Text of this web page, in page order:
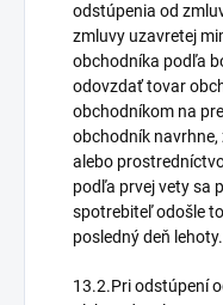
odstúpenia od
zmluvy uzavretej
obchodníka podľa
odovzdať tovar
obchodníkom na
obchodník navrhne,
alebo
podľa prvej vety sa
spotrebiteľ odošle
posledný deň lehoty.
13.2.Pri odstúpení